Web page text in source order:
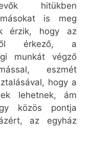
hitükben
is meg
érzik, hogy az
érkező, a
munkát végző
eszmét
hogy a
lehetnek, ám
közös pontja
az egyház